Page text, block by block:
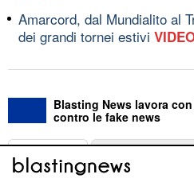
Amarcord, dal Mundialito al
dei grandi tornei estivi
Blasting News lavora
contro le fake news
ABOUT